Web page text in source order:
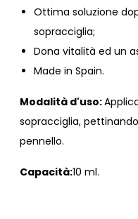
Ottima soluzione
sopracciglia;
Dona vitalità ed un
Made in Spain.
Modalità d'uso:
sopracciglia,
pennello.
Capacità:10 ml.